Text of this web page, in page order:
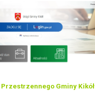
Gminy Kikół